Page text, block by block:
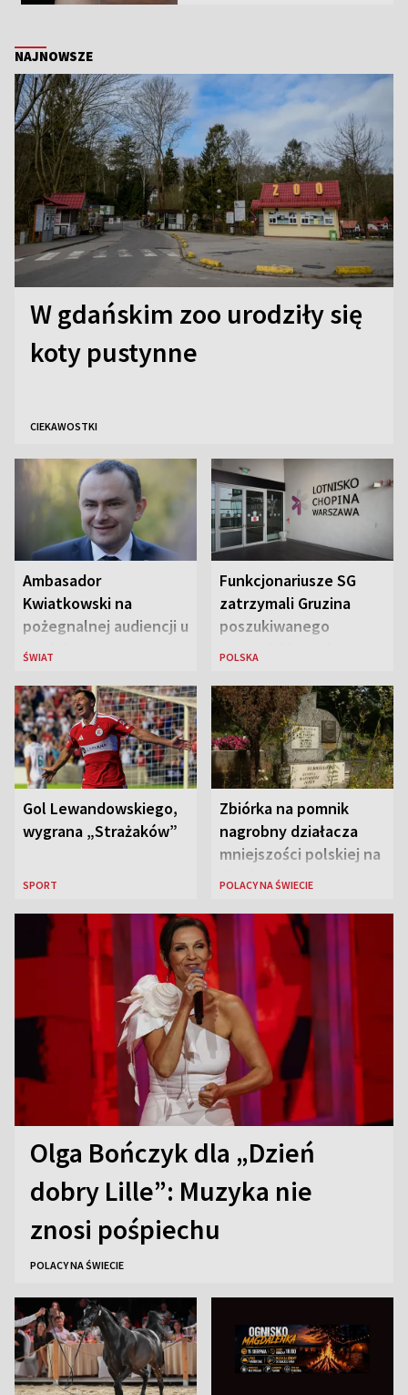
NAJNOWSZE
W gdańskim zoo urodziły się
koty pustynne
CIEKAWOSTKI
Ambasador
Kwiatkowski na
pożegnalnej audiencji u
papieża
ŚWIAT
Funkcjonariusze SG
zatrzymali Gruzina
poszukiwanego
Europejskim Nakazem
POLSKA
Gol Lewandowskiego,
wygrana „Strażaków”
SPORT
Zbiórka na pomnik
nagrobny działacza
mniejszości polskiej na
POLACY NA ŚWIECIE
Olga Bończyk dla „Dzień
dobry Lille”: Muzyka nie
znosi pośpiechu
POLACY NA ŚWIECIE